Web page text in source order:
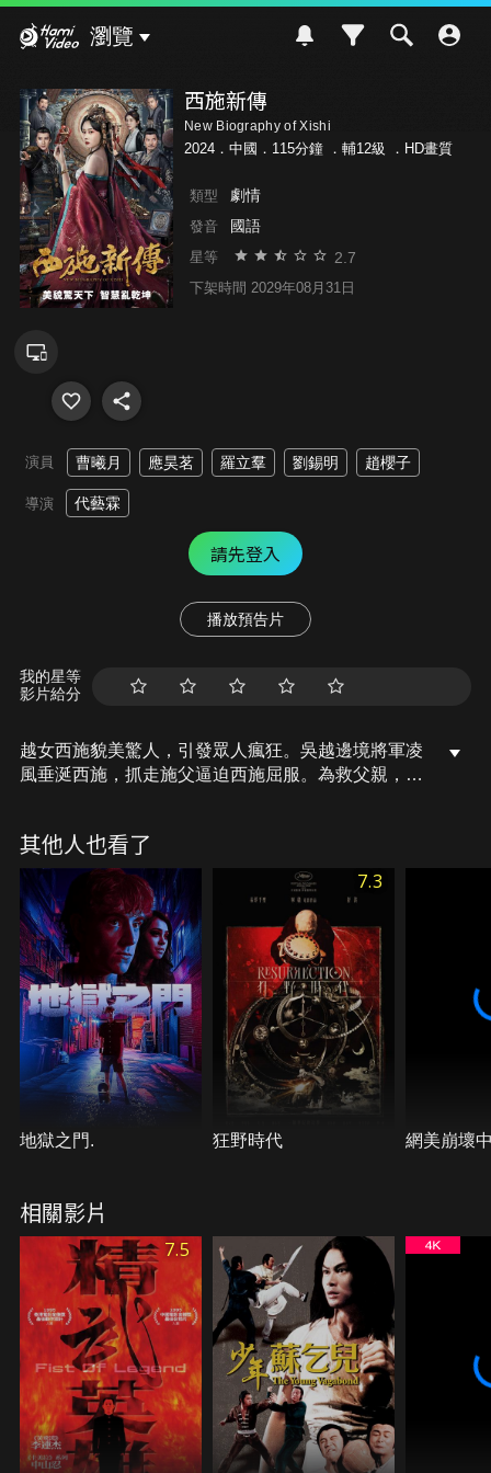
瀏覽
西施新傳
New Biography of Xishi
2024．中國．115分鐘 ． 輔12級 ．HD畫質
類型 劇情
發音 國語
星等 2.7
下架時間 2029年08月31日
演員 曹曦月 應昊茗 羅立羣 劉錫明 趙櫻子
導演 代藝霖
請先登入
播放預告片
我的星等
影片給分
越女西施貌美驚人，引發眾人瘋狂。吳越邊境將軍凌
風垂涎西施，抓走施父逼迫西施屈服。為救父親，西
蹈、劍術等。文種建議將西施送至吳國，范蠡不忍，
想毀掉西施的容貌。亂世中，各方爭奪權力與美人，
在紛爭中求存。
其他人也看了
地獄之門.
7.3
狂野時代 網美崩壞
相關影片
7.5